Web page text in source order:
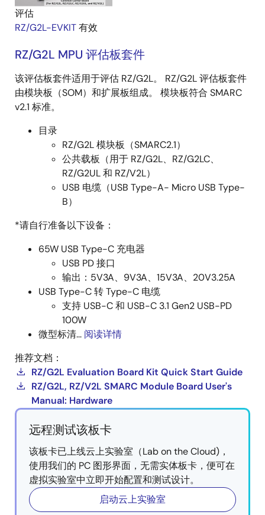
评估
RZ/G2L-EVKIT有效
RZ/G2L MPU 评估板套件
该评估板套件适用于评估 RZ/G2L。 RZ/G2L 评估板套件
由模块板（SOM）和扩展板组成。 模块板符合 SMARC
v2.1 标准。
目录
RZ/G2L 模块板（SMARC2.1）
公共载板（用于 RZ/G2L、RZ/G2LC、
RZ/G2UL 和 RZ/V2L）
USB 电缆（USB Type-A- Micro USB Type-
B）
*请自行准备以下设备：
65W USB Type-C 充电器
USB PD 接口
输出：5V3A、9V3A、15V3A、20V3.25A
USB Type-C 转 Type-C 电缆
支持 USB-C 和 USB-C 3.1 Gen2 USB-PD
100W
微型标清... 阅读详情
推荐文档：
RZ/G2L Evaluation Board Kit Quick Start Guide
RZ/G2L, RZ/V2L SMARC Module Board User's
Manual: Hardware
远程测试该板卡
该板卡已上线云上实验室（Lab on the Cloud)，
使用我们的 PC 图形界面，无需实体板卡，便可在
虚拟实验室中立即开始配置和测试设计。
启动云上实验室